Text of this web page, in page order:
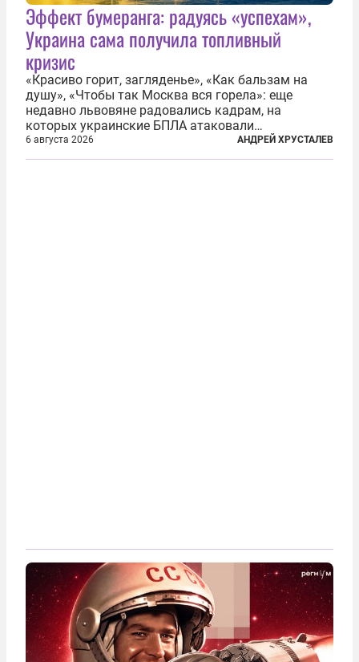
Эффект бумеранга: радуясь «успехам»,
Украина сама получила топливный
кризис
«Красиво горит, загляденье», «Как бальзам на
душу», «Чтобы так Москва вся горела»: еще
недавно львовяне радовались кадрам, на
которых украинские БПЛА атаковали
нефтеперерабатывающие предприятия России. В
скором времени оказалось, что в «эту игру можно
6 августа 2026 АНДРЕЙ ХРУСТАЛЕВ